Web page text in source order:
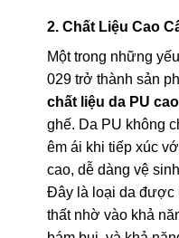
2. Chất Liệu Cao
Một trong những
029 trở thành sản
chất liệu da PU
ghế. Da PU không
êm ái khi tiếp xúc
cao, dễ dàng vệ
Đây là loại da được
thất nhờ vào khả